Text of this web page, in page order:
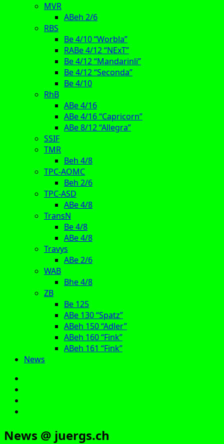
MVR
ABeh 2/6
RBS
Be 4/10 “Worbla”
RABe 4/12 “NExT”
Be 4/12 “Mandarinli”
Be 4/12 “Seconda”
Be 4/10
RhB
ABe 4/16
ABe 4/16 “Capricorn”
ABe 8/12 “Allegra”
SSIF
TMR
Beh 4/8
TPC-AOMC
Beh 2/6
TPC-ASD
ABe 4/8
TransN
Be 4/8
ABe 4/8
Travys
ABe 2/6
WAB
Bhe 4/8
ZB
Be 125
ABe 130 “Spatz”
ABeh 150 “Adler”
ABeh 160 “Fink”
ABeh 161 “Fink”
News
News @ juergs.ch